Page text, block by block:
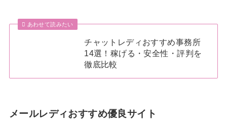
あわせて読みたい
チャットレディおすすめ事務所
14選！稼げる・安全性・評判を
徹底比較
メールレディおすすめ優良サイト